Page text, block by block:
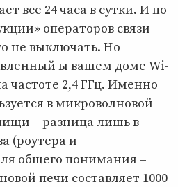
все 24 часа в сутки. И по
операторов связи
не выключать. Но
ы вашем доме Wi-
частоте 2,4 ГГц. Именно
в микроволновой
– разница лишь в
(роутера и
общего понимания –
печи составляет 1000